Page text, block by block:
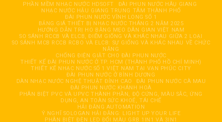
PHẦN MỀM NHẠC NƯỚC HDSOFT
ĐÀI PHUN NƯỚC HÂỤ GIANG
NHẠC NƯỚC HẬU GIANG TRUNG TÂM THÀNH PHỐ
ĐÀI PHUN NƯỚC VĨNH LONG SỐ 1
BẢNG GIÁ THIẾT BỊ NHẠC NƯỚC THÁNG 2 NĂM 2025
HƯỚNG DẪN TRỊ HO BẰNG MẸO DÂN GIAN VIỆT NAM
SO SÁNH RCCB VÀ ELCB, ĐIỂM GIỐNG VÀ KHÁC NHAU GIỮA 2 LOẠI
SO SÁNH MCB RCCB RCBO VÀ ELCB: SỰ GIỐNG VÀ KHÁC NHAU VỀ CHỨC
NĂNG
CHỐNG ĐIỆN GIẬT CHO ĐÀI PHUN NƯỚC
THIẾT KẾ ĐÀI PHUN NƯỚC Ở TP. HCM (THÀNH PHỐ HỒ CHÍ MINH)
THIẾT KẾ NHẠC NƯỚC SỐ 1 VIỆT NAM TẠI VẠN PHÚC CITY
ĐÀI PHUN NƯỚC Ở BÌNH DƯƠNG
DÀN NHẠC NƯỚC NGHỆ THUẬT ĐỈNH CAO
ĐÀI PHUN NƯỚC CÀ MAU
ĐÀI PHUN NƯỚC KHÁNH HOÀ
PHÂN BIỆT PVC VÀ UPVC THÀNH PHẦN, ĐỘ CỨNG, MÀU SẮC, ỨNG
DỤNG, AN TOÀN SỨC KHOẺ, TÁI CHẾ
HẢI ĐĂNG AUTOMATION
Ý NGHĨ SOLOGAN HẢI ĐĂNG: LIGHT UP YOUR LIFE
PHÂN BIỆT ĐÈN LED ĐỔI MÀU GRB 1IN1 VÀ 3IN1